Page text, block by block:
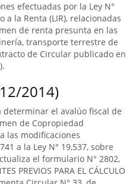
efectuadas por la Ley N°
a la Renta (LIR), relacionadas
de renta presunta en las
transporte terrestre de
de Circular publicado en
2014)
el avalúo fiscal de
de Copropiedad
las modificaciones
a la Ley N° 19,537, sobre
el formulario N° 2802,
PREVIOS PARA EL CÁLCULO